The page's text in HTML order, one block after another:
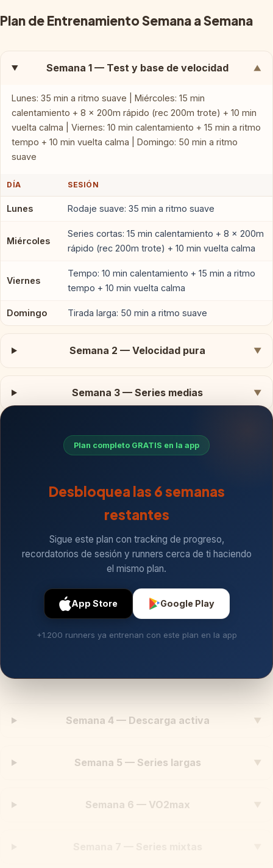
Plan de Entrenamiento Semana a Semana
Semana 1 — Test y base de velocidad ▼
Lunes: 35 min a ritmo suave | Miércoles: 15 min
calentamiento + 8 × 200m rápido (rec 200m trote) + 10 min
vuelta calma | Viernes: 10 min calentamiento + 15 min a ritmo
tempo + 10 min vuelta calma | Domingo: 50 min a ritmo
suave
DÍA SESIÓN
Lunes Rodaje suave: 35 min a ritmo suave
Miércoles
Series cortas: 15 min calentamiento + 8 × 200m
rápido (rec 200m trote) + 10 min vuelta calma
Viernes
Tempo: 10 min calentamiento + 15 min a ritmo
tempo + 10 min vuelta calma
Domingo Tirada larga: 50 min a ritmo suave
Semana 2 — Velocidad pura ▼
Semana 3 — Series medias ▼
Plan completo GRATIS en la app
Desbloquea las 6 semanas
restantes
Sigue este plan con tracking de progreso,
recordatorios de sesión y runners cerca de ti haciendo
el mismo plan.
App Store Google Play
+1.200 runners ya entrenan con este plan en la app
Semana 4 — Descarga activa ▼
Semana 5 — Series largas ▼
Semana 6 — VO2max